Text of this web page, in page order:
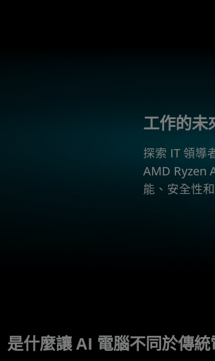
工作的未
探索 IT 領導
AMD Ryzen
能、安全性
是什麼讓 AI 電腦不同於傳統